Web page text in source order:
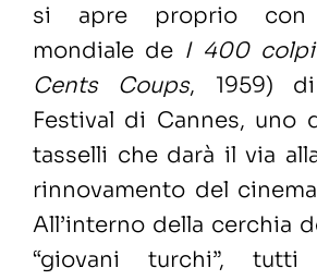
si apre proprio con
mondiale de I 400 colpi
Cents Coups, 1959)
Festival di Cannes, uno
tasselli che darà il via
rinnovamento del
All’interno della cerchia
“giovani turchi”,